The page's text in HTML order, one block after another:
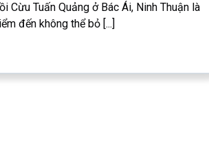
Cừu Tuấn Quảng ở Bác Ái, Ninh Thuận là
đến không thể bỏ [...]